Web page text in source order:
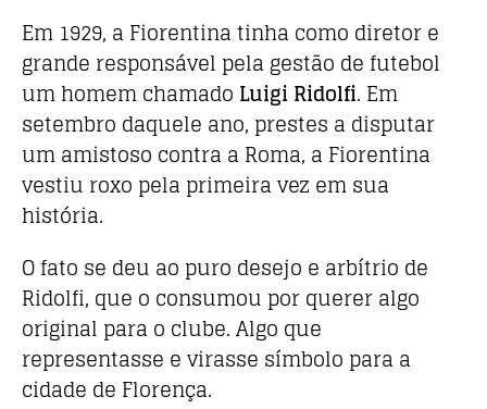
Em 1929, a Fiorentina tinha como diretor e
grande responsável pela gestão de futebol
um homem chamado Luigi Ridolfi. Em
setembro daquele ano, prestes a disputar
um amistoso contra a Roma, a Fiorentina
vestiu roxo pela primeira vez em sua
história.
O fato se deu ao puro desejo e arbítrio de
Ridolfi, que o consumou por querer algo
original para o clube. Algo que
representasse e virasse símbolo para a
cidade de Florença.